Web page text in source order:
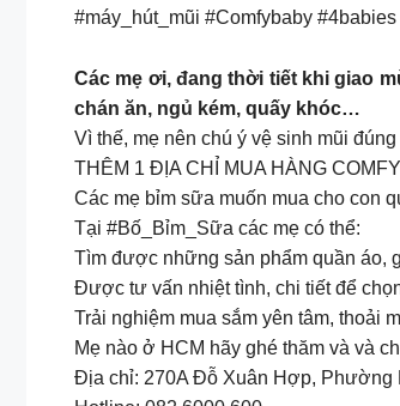
#máy_hút_mũi #Comfybaby #4babies
Các mẹ ơi, đang thời tiết khi giao
chán ăn, ngủ kém, quấy khóc…
Vì thế, mẹ nên chú ý vệ sinh mũi
THÊM 1 ĐỊA CHỈ MUA HÀNG
Các mẹ bỉm sữa muốn mua cho con
Tại #Bố_Bỉm_Sữa các mẹ có thể:
Tìm được những sản phẩm quần áo,
Được tư vấn nhiệt tình, chi tiết để
Trải nghiệm mua sắm yên tâm, thoải
Mẹ nào ở HCM hãy ghé thăm và và
Địa chỉ: 270A Đỗ Xuân Hợp, Phường